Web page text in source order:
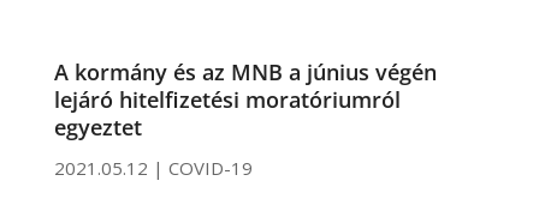
A kormány és az MNB a június végén
lejáró hitelfizetési moratóriumról
egyeztet
2021.05.12 | COVID-19